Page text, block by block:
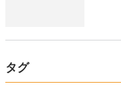
タグ